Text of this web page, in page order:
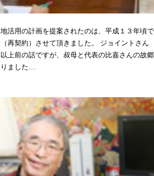
活用の計画を提案されたのは、平成１３年頃で
再契約）させて頂きました。 ジョイントさん
上前の話ですが、叔母と代表の比嘉さんの故郷
ました…